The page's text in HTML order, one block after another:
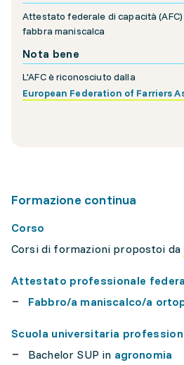
Attestato federale di capacità
fabbra maniscalca
Nota bene
L'AFC è riconosciuto dalla
European Federation of Farriers
Formazione continua
Corso
Corsi di formazioni propostoi da
Attestato professionale
Fabbro/a maniscalco/a
Scuola universitaria
Bachelor SUP in agronomia